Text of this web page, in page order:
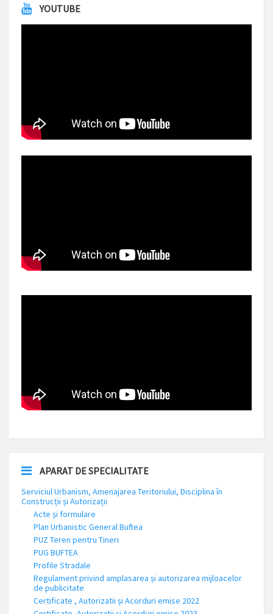
YOUTUBE
APARAT DE SPECIALITATE
Serviciul Urbanism, Amenajarea Teritoriului, Disciplina în
Construcții și Autorizații
Acte și formulare
Plan Urbanistic General Buftea
PUZ Teren pentru Tineri
PUG BUFTEA
Profile Stradale
Regulament privind amplasarea și autorizarea mijloacelor
de publicitate
Certificate , Autorizatii și Acorduri emise 2022